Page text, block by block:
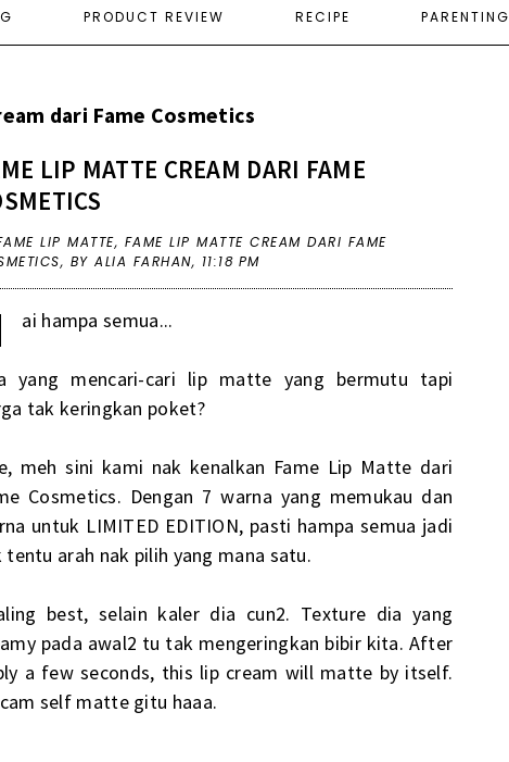
PRODUCT REVIEW RECIPE PARENTING
dari Fame Cosmetics
LIP MATTE CREAM DARI FAME
LIP MATTE, FAME LIP MATTE CREAM DARI FAME
, BY ALIA FARHAN, 11:18 PM
ai hampa semua...
yang mencari-cari lip matte yang bermutu tapi
tak keringkan poket?
meh sini kami nak kenalkan Fame Lip Matte dari
Cosmetics. Dengan 7 warna yang memukau dan
untuk LIMITED EDITION, pasti hampa semua jadi
tentu arah nak pilih yang mana satu.
best, selain kaler dia cun2. Texture dia yang
pada awal2 tu tak mengeringkan bibir kita. After
a few seconds, this lip cream will matte by itself.
self matte gitu haaa.